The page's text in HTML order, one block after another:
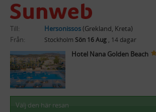
Till: Hersonissos(Grekland, Kreta)
Från:
Stockholm Sön 16 Aug , 14 dagar
Hotel Nana Golden Beach
Välj den här resan